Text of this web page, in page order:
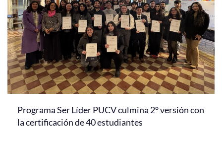
Programa Ser Líder PUCV culmina 2° versión con
la certificación de 40 estudiantes